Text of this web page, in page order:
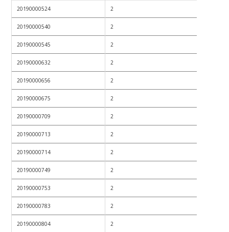
20190000524 2
20190000540 2
20190000545 2
20190000632 2
20190000656 2
20190000675 2
20190000709 2
20190000713 2
20190000714 2
20190000749 2
20190000753 2
20190000783 2
20190000804 2